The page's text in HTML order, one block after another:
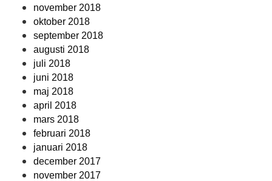
november 2018
oktober 2018
september 2018
augusti 2018
juli 2018
juni 2018
maj 2018
april 2018
mars 2018
februari 2018
januari 2018
december 2017
november 2017